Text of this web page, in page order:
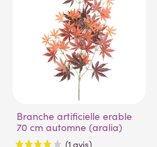
Branche artificielle erable
70 cm automne (aralia)